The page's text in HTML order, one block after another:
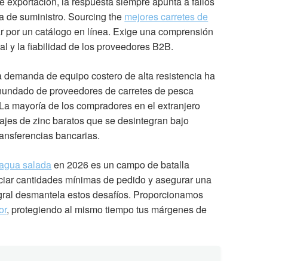
de suministro. Sourcing the mejores carretes de
un catálogo en línea. Exige una comprensión
y la fiabilidad de los proveedores B2B.
de equipo costero de alta resistencia ha
de proveedores de carretes de pesca
mayoría de los compradores en el extranjero
de zinc baratos que se desintegran bajo
bancarias.
saladaen 2026 es un campo de batalla
cantidades mínimas de pedido y asegurar una
desmantela estos desafíos. Proporcionamos
, protegiendo al mismo tiempo tus márgenes de